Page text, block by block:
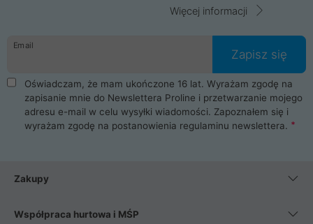
Więcej informacji
Email
Zapisz się
Oświadczam, że mam ukończone 16 lat. Wyrażam zgodę na
zapisanie mnie do Newslettera Proline i przetwarzanie mojego
adresu e-mail w celu wysyłki wiadomości. Zapoznałem się i
wyrażam zgodę na postanowienia regulaminu newslettera.
Zakupy
Współpraca hurtowa i MŚP